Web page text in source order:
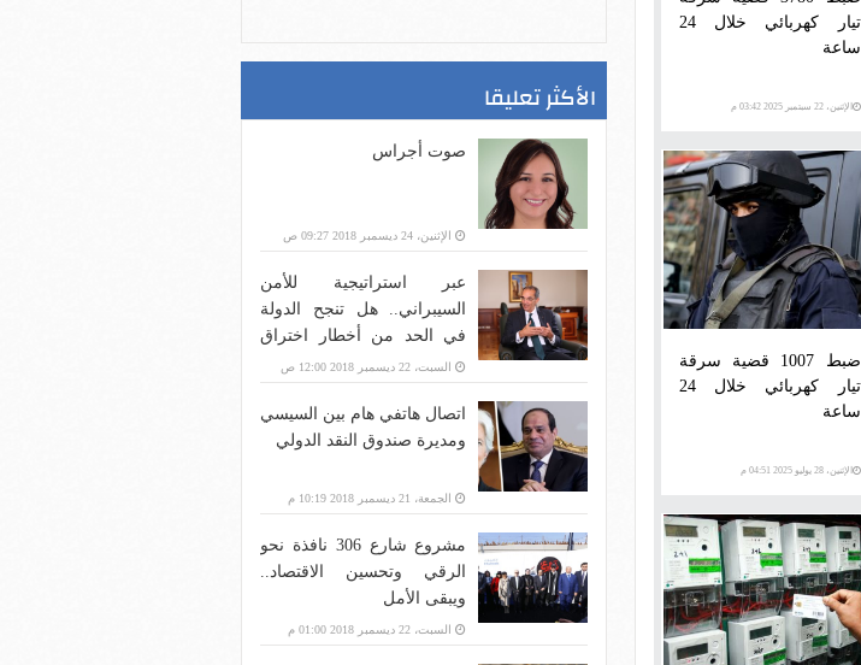
تيار كهربائي خلال 24
ساعة
الإثنين، 22 سبتمبر 2025 03:42 م
ضبط 1007 قضية سرقة
تيار كهربائي خلال 24
ساعة
الإثنين، 28 يوليو 2025 04:51 م
الأكثر تعليقا
صوت أجراس
الإثنين، 24 ديسمبر 2018 09:27 ص
عبر استراتيجية للأمن
السيبراني.. هل تنجح الدولة
في الحد من أخطار اختراق
بنية الاتصالات؟
السبت، 22 ديسمبر 2018 12:00 ص
اتصال هاتفي هام بين السيسي
ومديرة صندوق النقد الدولي
الجمعة، 21 ديسمبر 2018 10:19 م
مشروع شارع 306 نافذة نحو
الرقي وتحسين الاقتصاد..
ويبقى الأمل
السبت، 22 ديسمبر 2018 01:00 م